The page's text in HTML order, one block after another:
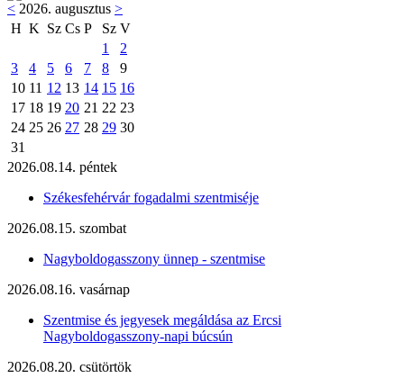
< 2026. augusztus >
H K Sz Cs P Sz V
1
2
3
4 5 6 7 8
9
10 11 12 13 14 15 16
17 18 19 20 21 22 23
24 25 26 27 28 29 30
31
2026.08.14. péntek
Székesfehérvár fogadalmi szentmiséje
2026.08.15. szombat
Nagyboldogasszony ünnep - szentmise
2026.08.16. vasárnap
Szentmise és jegyesek megáldása az Ercsi
Nagyboldogasszony-napi búcsún
2026.08.20. csütörtök